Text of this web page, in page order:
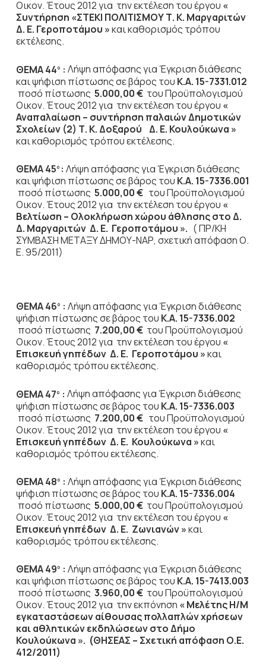
Οικον. Έτους 2012για την εκτέλεση του έργου «
Συντήρηση «ΣΤΕΚΙ ΠΟΛΙΤΙΣΜΟΥ Τ. Κ. Μαργαριτών
Δ. Ε. Γεροποτάμου »και καθορισμός τρόπου
εκτέλεσης.
ΘΕΜΑ 44ο : Λήψη απόφασης για Έγκριση διάθεσης
και ψήφιση πίστωσης σε βάρος του Κ.Α. 15-7331.012
ποσό πίστωσης 5.000,00 €του Προϋπολογισμού
Οικον. Έτους 2012για την εκτέλεση του έργου «
Αναπαλαίωση – συντήρηση παλαιών Δημοτικών
Σχολείων (2) Τ. Κ. Δοξαρού Δ. Ε. Κουλούκωνα »
και καθορισμός τρόπου εκτέλεσης.
ΘΕΜΑ 45ο : Λήψη απόφασης για Έγκριση διάθεσης
και ψήφιση πίστωσης σε βάρος του Κ.Α. 15-7336.001
ποσό πίστωσης 5.000,00 €του Προϋπολογισμού
Οικον. Έτους 2012για την εκτέλεση του έργου «
Βελτίωση – Ολοκλήρωση χώρου άθλησης στο Δ.
Δ. Μαργαριτών Δ. Ε. Γεροποτάμου ». ( ΠΡ/ΚΗ
ΣΥΜΒΑΣΗ ΜΕΤΑΞΥ ΔΗΜΟΥ-ΝΑΡ, σχετική απόφαση Ο.
Ε. 95/2011)
ΘΕΜΑ 46ο : Λήψη απόφασης για Έγκριση διάθεσης
ψήφιση πίστωσης σε βάρος του Κ.Α. 15-7336.002
ποσό πίστωσης 7.200,00 €του Προϋπολογισμού
Οικον. Έτους 2012για την εκτέλεση του έργου «
Επισκευή γηπέδων Δ. Ε. Γεροποτάμου »και
καθορισμός τρόπου εκτέλεσης.
ΘΕΜΑ 47ο : Λήψη απόφασης για Έγκριση διάθεσης
ψήφιση πίστωσης σε βάρος του Κ.Α. 15-7336.003
ποσό πίστωσης 7.200,00 €του Προϋπολογισμού
Οικον. Έτους 2012για την εκτέλεση του έργου «
Επισκευή γηπέδων Δ. Ε. Κουλούκωνα »και
καθορισμός τρόπου εκτέλεσης.
ΘΕΜΑ 48ο : Λήψη απόφασης για Έγκριση διάθεσης
ψήφιση πίστωσης σε βάρος του Κ.Α. 15-7336.004
ποσό πίστωσης 5.000,00 €του Προϋπολογισμού
Οικον. Έτους 2012για την εκτέλεση του έργου «
Επισκευή γηπέδων Δ. Ε. Ζωνιανών »και
καθορισμός τρόπου εκτέλεσης.
ΘΕΜΑ 49ο : Λήψη απόφασης για Έγκριση διάθεσης
και ψήφιση πίστωσης σε βάρος του Κ.Α. 15-7413.003
ποσό πίστωσης 3.960,00 €του Προϋπολογισμού
Οικον. Έτους 2012για την εκπόνηση « Μελέτης Η/Μ
εγκαταστάσεων αίθουσας πολλαπλών χρήσεων
και αθλητικών εκδηλώσεων στο Δήμο
Κουλούκωνα ». (ΘΗΣΕΑΣ – Σχετική απόφαση Ο.Ε.
412/2011)